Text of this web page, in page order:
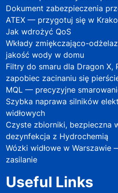
Dokument zabezpieczenia
ATEX — przygotuj się w
Jak wdrożyć QoS
Wkłady zmiękczająco-
jakość wody w domu
Filtry do smaru dla Dragon
zapobiec zacinaniu się
MQL — precyzyjne
Szybka naprawa silników
widłowych
Czyste zbiorniki, bezpieczna
dezynfekcja z Hydrochemią
Wózki widłowe w Warszawie
zasilanie
Useful Links